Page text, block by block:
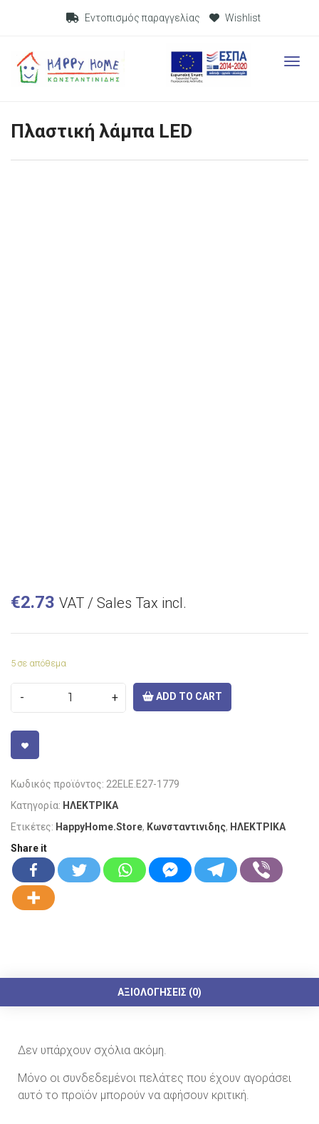
Εντοπισμός παραγγελίας Visit Link
Wishlist
Visit
Πλαστική λάμπα LED
€2.73 VAT / Sales Tax incl.
5 σε απόθεμα
ADD TO CART
VISIT LINK
Κωδικός προϊόντος: 22ELE.E27-1779
Κατηγορία: ΗΛΕΚΤΡΙΚΑ
Ετικέτες: HappyHome.Store, Κωνσταντινιδης, ΗΛΕΚΤΡΙΚΑ
Share it
ΑΞΙΟΛΟΓΉΣΕΙΣ (0)
Δεν υπάρχουν σχόλια ακόμη.
Μόνο οι συνδεδεμένοι πελάτες που έχουν αγοράσει
αυτό το προϊόν μπορούν να αφήσουν κριτική.